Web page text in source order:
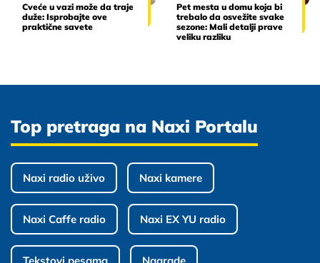
Cveće u vazi može da traje
duže: Isprobajte ove
praktične savete
Pet mesta u domu koja bi
trebalo da osvežite svake
sezone: Mali detalji prave
veliku razliku
Top pretraga na Naxi Portalu
Naxi radio uživo Naxi kamere
Naxi Caffe radio Naxi EX YU radio